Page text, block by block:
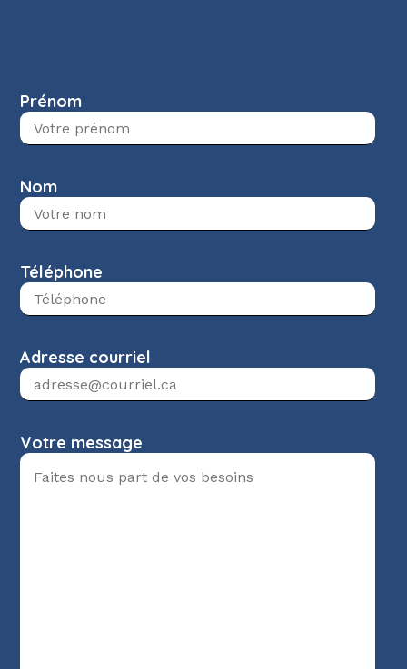
Prénom
Nom
Téléphone
Adresse courriel
Votre message